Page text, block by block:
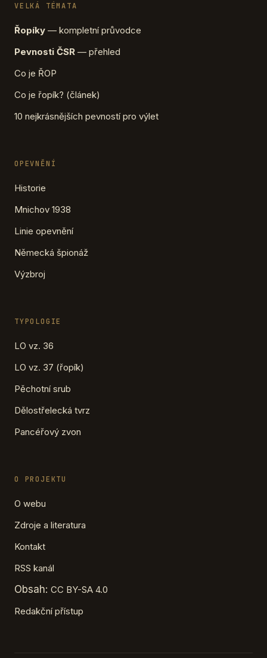
VELKÁ TÉMATA
Řopíky — kompletní průvodce
Pevnosti ČSR — přehled
Co je ŘOP
Co je řopík? (článek)
10 nejkrásnějších pevností pro výlet
OPEVNĚNÍ
Historie
Mnichov 1938
Linie opevnění
Německá špionáž
Výzbroj
TYPOLOGIE
LO vz. 36
LO vz. 37 (řopík)
Pěchotní srub
Dělostřelecká tvrz
Pancéřový zvon
O PROJEKTU
O webu
Zdroje a literatura
Kontakt
RSS kanál
Obsah: CC BY-SA 4.0
Redakční přístup